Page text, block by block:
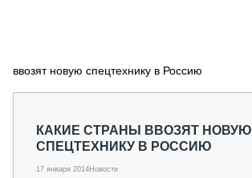
СПЕЦПРОЕКТЫ
О ПРОЕКТЕ
ввозят новую спецтехнику в Россию
КАКИЕ СТРАНЫ ВВОЗЯТ НОВУЮ
СПЕЦТЕХНИКУ В РОССИЮ
17 января 2014Новости